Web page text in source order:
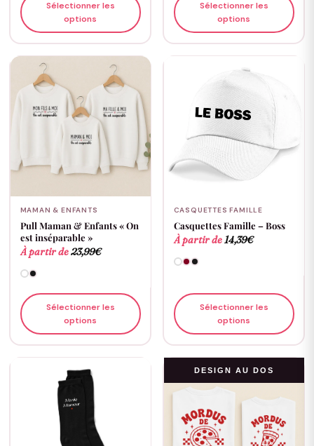
Sélectionner les
options
Sélectionner les
options
MAMAN & ENFANTS
Pull Maman & Enfants « On
est inséparable »
À partir de23,99€
Sélectionner les
options
CASQUETTES FAMILLE
Casquettes Famille – Boss
À partir de14,39€
Sélectionner les
options
DESIGN AU DOS